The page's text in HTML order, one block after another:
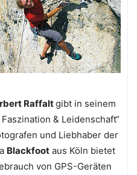
Raffaltgibt in seinem
& Leidenschaft“
und Liebhaber der
Blackfoot aus Köln bietet
von GPS-Geräten